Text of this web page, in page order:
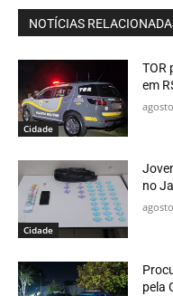
NOTÍCIAS
Cidade
TOR
em
Cidade
no
pela